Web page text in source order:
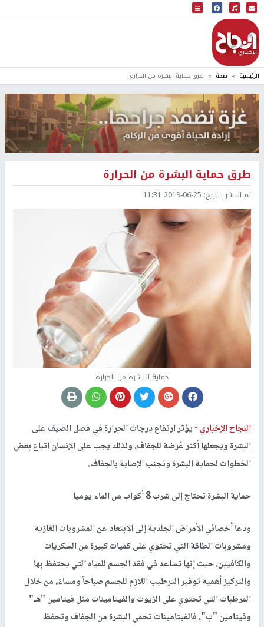
البث المباشر
إذاعة النجاح
الرئيسية صحة طرق حماية البشرة من الحرارة
طرق حماية البشرة من الحرارة
تم النشر بتاريخ: 2019-06-25 11:31
حماية البشرة من الحرارة
النجاح الإخباري -يؤثر ارتفاع درجات الحرارة في فصل الصيف على
البشرة ويجعلها أكثر عُرضة للجفاف، ولذلك يجب على الإنسان اتباع بعض
الخطوات لحماية البشرة وتجنب الإصابة بالجفاف.
حماية البشرة تحتاج إلى شرب 8 أكواب من الماء يوميا
ودعا أخصائي الأمراض الجلدية إلى الابتعاد عن المشروبات الغازية
ومشروبات الطاقة التي تحتوي على كميات كبيرة من السكريات
والكافيين، حيث إنها تساعد في فقد الجسم للمياه التي يحتفظ بها
والتركيز أهمية توفير الترطيب اللازم للجسم صباحاً ومساءً، من خلال
المرطبات التي تحتوي على الزيوت والفيتامينات مثل فيتامين "هـ"
وفيتامين "ب"، فالفيتامينات تحمي البشرة من الجفاف وتحفظ